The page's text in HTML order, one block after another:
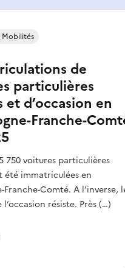
de
particulières
et d’occasion en
Franche-
750 voitures particulières
été immatriculées en
Franche-Comté. A l’inverse,
résiste. Près (…)
Mobilités